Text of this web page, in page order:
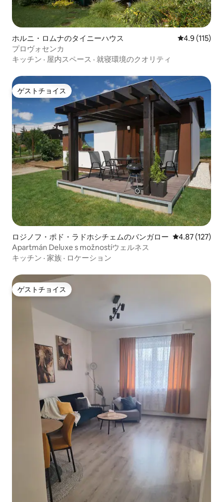
ホルニ・ロムナのタイニーハウス レビュー115
4.9 (115)
プロヴォセンカ
キッチン · 屋内スペース · 就寝環境のクオリティ
ゲストチョイス
ゲストチョイス
ロジノフ・ポド・ラドホシチェムのバンガロー レビュー127
4.87 (127)
Apartmán Deluxe s možnostíウェルネス
キッチン · 家族 · ロケーション
ゲストチョイス
ゲストチョイス